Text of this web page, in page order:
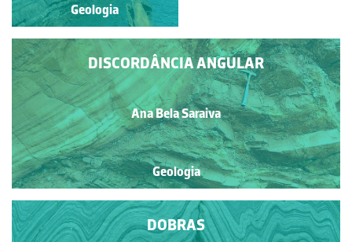
Geologia
DISCORDÂNCIA ANGULAR
Ana Bela Saraiva
Geologia
DOBRAS
Geologia